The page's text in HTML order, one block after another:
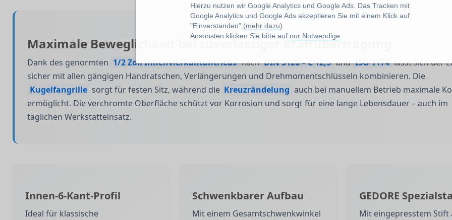
Hierzu nutzen wir Google Analytics und Google Ads. Das Tracken mit
Google Analytics und Google Ads akzeptieren Sie mit einem Klick auf
"Einverstanden".(mehr dazu)
Ansonsten klicken Sie bitte auf nur Notwendige
Maximale Beweglichkeit bei zuverlässiger Kraftübertragung
Dank des genormten 1/2 Zoll Innenvierkantantriebs nach DIN 3120 – C 12,5 und ISO 1174 lässt sich der
sicher mit allen gängigen Handratschen, Verlängerungen und Drehmomentschlüsseln kombinieren. Die
Kugelfangrille sorgt für festen Sitz, während die Kreuzrändelung auch bei manuellem Betrieb maximale
ermöglicht. Die verchromte Oberfläche schützt vor Korrosion und sorgt für eine lange Lebensdauer – auch im
täglichen Werkstatteinsatz.
Innen-6-Kant-Profil
Ideal für klassische
Schwenkbarer Aufbau
Mit einem Gesamtschwenkwinkel
GEDORE
Mit eingepresstem Stift